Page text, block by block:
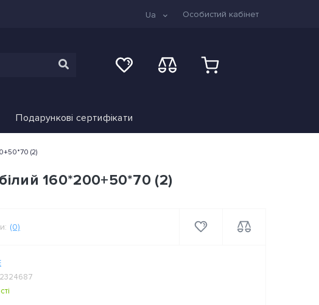
Ua Особистий кабінет
Подарункові сертифікати
(2)
160*200+50*70 (2)
(0)